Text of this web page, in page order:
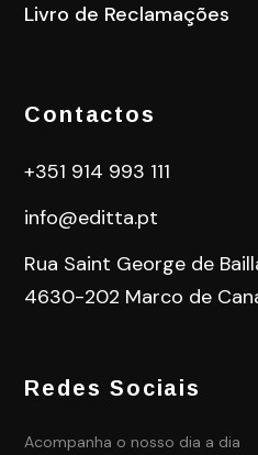
Livro de Reclamações
Contactos
+351 914 993 111
info@editta.pt
Rua Saint George de
4630-202 Marco de
Redes Sociais
Acompanha o nosso dia a dia